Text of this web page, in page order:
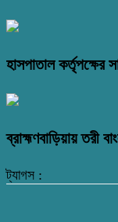
হাসপাতাল কর্তৃপক্ষের
ব্রাহ্মণবাড়িয়ায় তরী
ট্যাগস :